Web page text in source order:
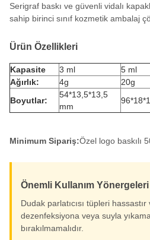
Serigraf baskı ve güvenli vidalı
sahip birinci sınıf kozmetik ambalaj
Ürün Özellikleri
Kapasite 3 ml 5 ml
Ağırlık:
4g 20g
Boyutlar:
54*13,5*13,5
mm
Minimum Sipariş:Özel logo baskılı
Önemli Kullanım Yönergeleri
Dudak parlatıcısı tüpleri hassastır
dezenfeksiyona veya suyla
bırakılmamalıdır.